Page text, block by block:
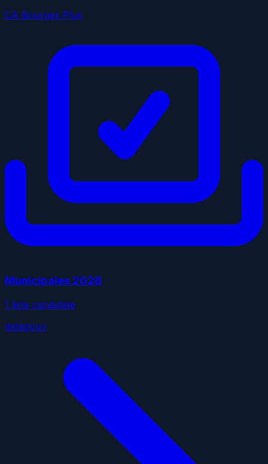
CA Bourges Plus
Municipales 2026
1 liste candidate
datagouv